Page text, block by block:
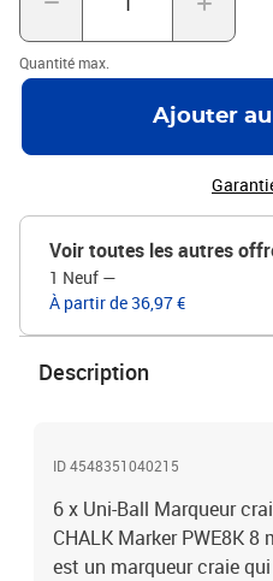
Quantité max.
Ajouter
Voir toutes les autres
1 Neuf —
À partir de 36,97 €
Description
ID 4548351040215
6 x Uni-Ball Marqueur
CHALK Marker PWE8K 8
est un marqueur craie